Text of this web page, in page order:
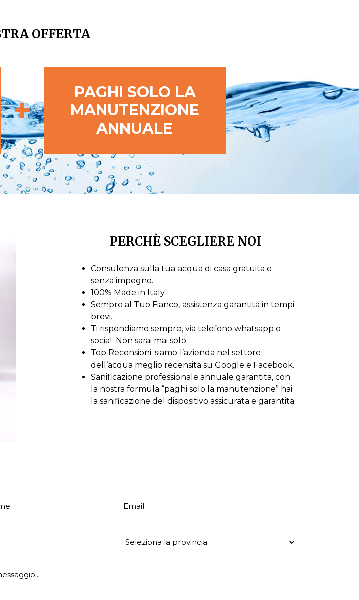
OFFERTA
+
PAGHI SOLO LA
MANUTENZIONE
ANNUALE
PERCHÈ SCEGLIERE NOI
Consulenza sulla tua acqua di casa gratuita e
senza impegno.
100% Made in Italy.
Sempre al Tuo Fianco, assistenza garantita in tempi
brevi.
Ti rispondiamo sempre, via telefono whatsapp o
social. Non sarai mai solo.
Top Recensioni: siamo l’azienda nel settore
dell’acqua meglio recensita su Google e Facebook.
Sanificazione professionale annuale garantita, con
la nostra formula “paghi solo la manutenzione” hai
la sanificazione del dispositivo assicurata e garantita.